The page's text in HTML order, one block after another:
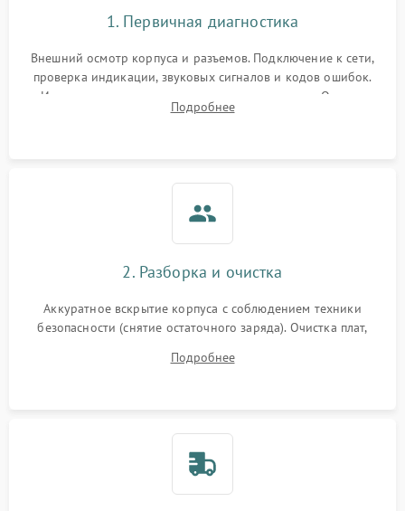
1. Первичная диагностика
Внешний осмотр корпуса и разъемов. Подключение к сети,
проверка индикации, звуковых сигналов и кодов ошибок.
Измерение входного и выходного напряжения. Оценка
реакции ИБП на отключение основного питания без
Подробнее
2. Разборка и очистка
Аккуратное вскрытие корпуса с соблюдением техники
безопасности (снятие остаточного заряда). Очистка плат,
и кистей для предотвращения перегрева и замыканий.
Подробнее